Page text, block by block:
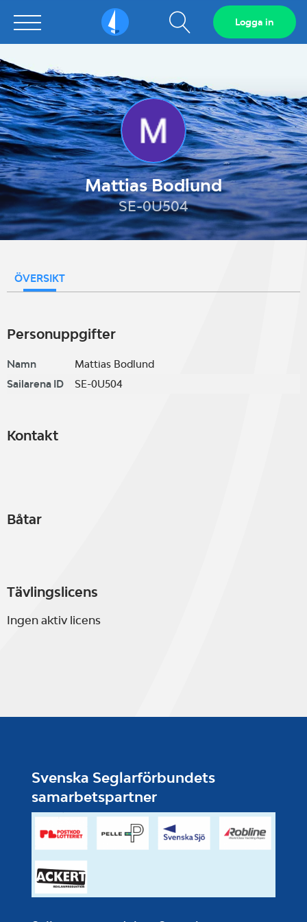
Sailarena Visa
sökfält
Logga in
Mattias Bodlund
SE-0U504
ÖVERSIKT
Personuppgifter
Namn
Mattias Bodlund
Sailarena ID
SE-0U504
Kontakt
Båtar
Tävlingslicens
Ingen aktiv licens
Svenska Seglarförbundets
samarbetspartner